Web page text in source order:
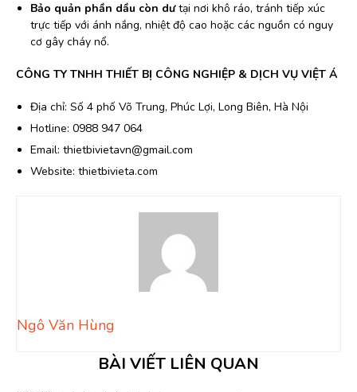
Bảo quản phần dầu còn dưtại nơi khô ráo, tránh tiếp xúc
trực tiếp với ánh nắng, nhiệt độ cao hoặc các nguồn có nguy
cơ gây cháy nổ.
CÔNG TY TNHH THIẾT BỊ CÔNG NGHIỆP & DỊCH VỤ VIỆT Á
Địa chỉ: Số 4 phố Võ Trung, Phúc Lợi, Long Biên, Hà Nội
Hotline: 0988 947 064
Email: thietbivietavn@gmail.com
Website: thietbivieta.com
Ngô Văn Hùng
BÀI VIẾT LIÊN QUAN